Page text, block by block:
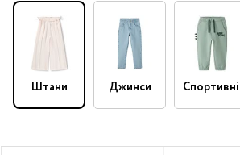
Штани Джинси Спортивні